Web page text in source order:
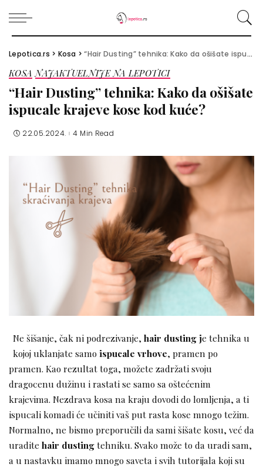
Lepotica.rs > Kosa >“Hair Dusting” tehnika: Kako da ošišate ispucale krajeve kose kod kuće?
KOSA NAJAKTUELNIJE NA LEPOTICI
“Hair Dusting” tehnika: Kako da ošišate
ispucale krajeve kose kod kuće?
22.05.2024. 4 Min Read
Ne šišanje, čak ni podrezivanje, hair dusting je tehnika u
kojoj uklanjate samoispucale vrhove, pramen po
pramen. Kao rezultat toga, možete zadržati svoju
dragocenu dužinu i rastati se samo sa oštećenim
krajevima. Nezdrava kosa na kraju dovodi do lomljenja, a ti
ispucali komadi će učiniti vaš put rasta kose mnogo težim.
Normalno, ne bismo preporučili da sami šišate kosu, već da
uradite hair dustingtehniku. Svako može to da uradi sam,
a u nastavku imamo mnogo saveta i svih tutorijala koji su